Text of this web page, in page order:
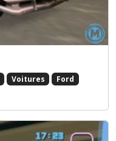
Voitures
Ford